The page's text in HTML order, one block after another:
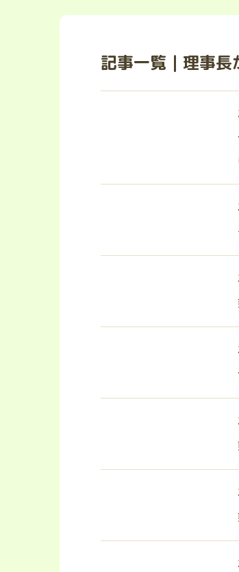
記事一覧｜理事長